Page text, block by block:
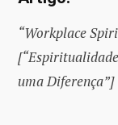
“Workplace
uma Diferença”]